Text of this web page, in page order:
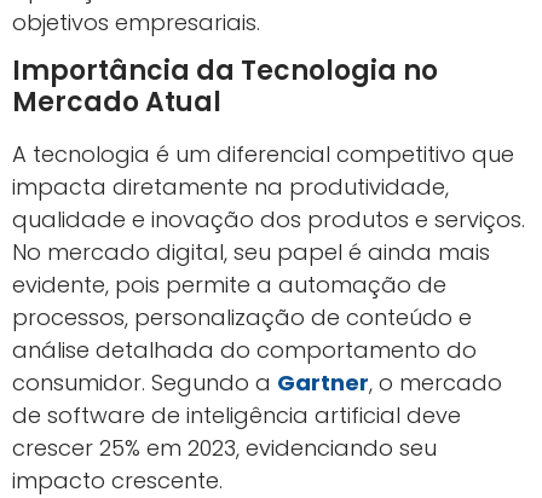
objetivos empresariais.
Importância da Tecnologia no
Mercado Atual
A tecnologia é um diferencial competitivo que
impacta diretamente na produtividade,
qualidade e inovação dos produtos e serviços.
No mercado digital, seu papel é ainda mais
evidente, pois permite a automação de
processos, personalização de conteúdo e
análise detalhada do comportamento do
consumidor. Segundo a Gartner, o mercado
de software de inteligência artificial deve
crescer 25% em 2023, evidenciando seu
impacto crescente.